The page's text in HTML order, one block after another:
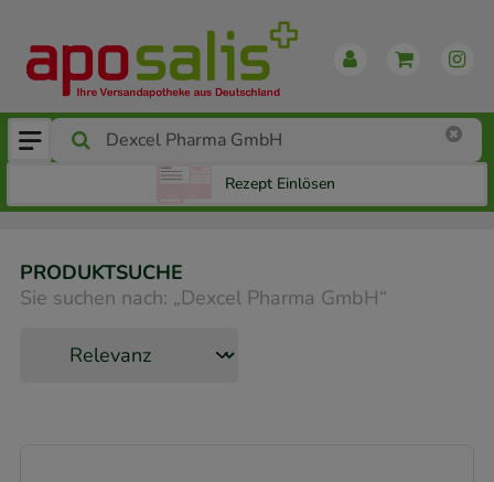
Rezept Einlösen
PRODUKTSUCHE
Sie suchen nach: „Dexcel Pharma GmbH“